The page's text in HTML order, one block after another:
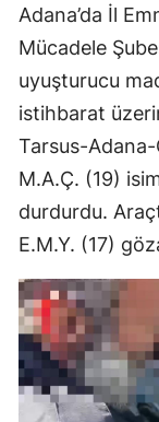
Adana’da İl
Mücadele
uyuşturucu
istihbarat
Tarsus-
M.A.Ç. (19)
durdurdu.
E.M.Y. (17)